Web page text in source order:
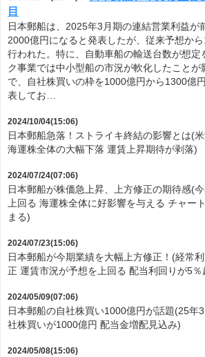
目
日本郵船は、2025年3月期の連結営業利益が
2000億円になると発表したが、従来予想か
行われた。特に、自動車船の輸送台数が想定
ク事業では中小型船の市況が軟化したことが
で、自社株買いの枠を1000億円から1300億
表してお…
2024/10/04(15:06)
日本郵船急落！ストライキ終結の影響とは(
海運株全体の大幅下落 運賃上昇期待が剥落)
2024/07/24(07:06)
日本郵船が株価急上昇、上方修正の期待感(
上回る 海運株全体に好影響を与える チャー
まる)
2024/07/23(15:06)
日本郵船が今期業績を大幅上方修正！(経常
正 運賃市況が予想を上回る 配当利回りが5％
2024/05/09(07:06)
日本郵船の自社株買い1000億円が話題(25年
社株買いが1000億円 配当金増配見込み)
2024/05/08(15:06)